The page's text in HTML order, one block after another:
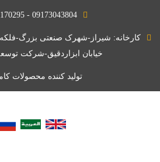
09173043804 - 09129170295
کارخانه: شیراز-شهرک صنعتی بزرگ-
خیابان ابزاردقیق-شرکت
تولید کننده محصولات